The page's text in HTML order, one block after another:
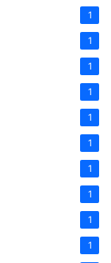
1
1
1
1
1
1
1
1
1
1